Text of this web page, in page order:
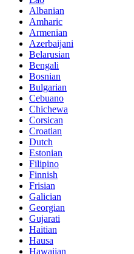
Albanian
Amharic
Armenian
Azerbaijani
Belarusian
Bengali
Bosnian
Bulgarian
Cebuano
Chichewa
Corsican
Croatian
Dutch
Estonian
Filipino
Finnish
Frisian
Galician
Georgian
Gujarati
Haitian
Hausa
Hawaiian